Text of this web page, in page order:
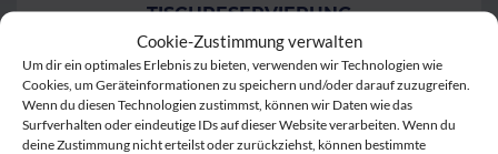
Cookie-Zustimmung verwalten
Um dir ein optimales Erlebnis zu bieten, verwenden wir Technologien wie
Cookies, um Geräteinformationen zu speichern und/oder darauf zuzugreifen.
Wenn du diesen Technologien zustimmst, können wir Daten wie das
Surfverhalten oder eindeutige IDs auf dieser Website verarbeiten. Wenn du
deine Zustimmung nicht erteilst oder zurückziehst, können bestimmte
TISCHRESERVIERUNG
GUTSCHEINE